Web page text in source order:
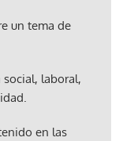
un tema de
laboral,
en las